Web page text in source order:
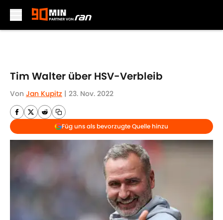
Tim Walter über HSV-Verbleib
Von Jan Kupitz | 23. Nov. 2022
Füg uns als bevorzugte Quelle hinzu